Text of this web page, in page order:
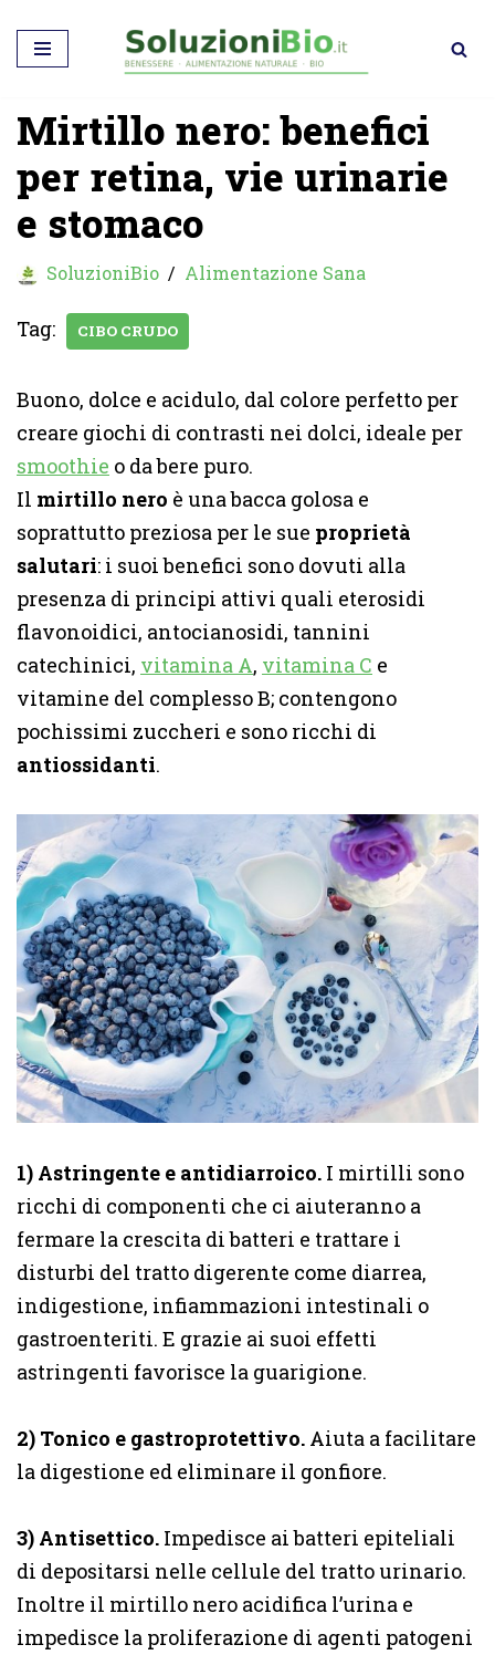
Vai
contenuto
Mirtillo nero: benefici
per retina, vie urinarie
e stomaco
SoluzioniBio Alimentazione Sana
Tag: CIBO CRUDO
Buono, dolce e acidulo, dal colore perfetto per
creare giochi di contrasti nei dolci, ideale per
smoothie o da bere puro.
Il mirtillo nero è una bacca golosa e
soprattutto preziosa per le sue proprietà
salutari: i suoi benefici sono dovuti alla
presenza di principi attivi quali eterosidi
flavonoidici, antocianosidi, tannini
catechinici, vitamina A, vitamina C e
vitamine del complesso B; contengono
pochissimi zuccheri e sono ricchi di
antiossidanti.
1) Astringente e antidiarroico. I mirtilli sono
ricchi di componenti che ci aiuteranno a
fermare la crescita di batteri e trattare i
disturbi del tratto digerente come diarrea,
indigestione, infiammazioni intestinali o
gastroenteriti. E grazie ai suoi effetti
astringenti favorisce la guarigione.
2) Tonico e gastroprotettivo. Aiuta a facilitare
la digestione ed eliminare il gonfiore.
3) Antisettico. Impedisce ai batteri epiteliali
di depositarsi nelle cellule del tratto urinario.
Inoltre il mirtillo nero acidifica l’urina e
impedisce la proliferazione di agenti patogeni